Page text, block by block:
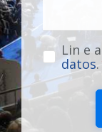
Lin e
datos.